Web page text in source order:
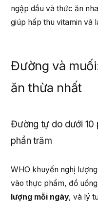
ngập dầu và thức ăn
giúp hấp thu vitamin và
Đường và
ăn thừa nhất
Đường tự do dưới 10
phần trăm
WHO khuyến nghị
vào thực phẩm, đồ
lượng mỗi ngày, và lý